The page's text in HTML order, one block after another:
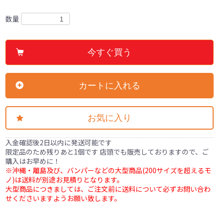
数量
今すぐ買う
カートに入れる
お気に入り
入金確認後2日以内に発送可能です
限定品のため残りあと1個です 店頭でも販売しておりますので、ご
購入はお早めに！
※沖縄・離島及び、バンパーなどの大型商品(200サイズを超えるモ
ノ)は送料が別途お見積りとなります。
大型商品につきましては、ご注文前に送料について必ずお問い合わ
せくださいますようお願い致します。